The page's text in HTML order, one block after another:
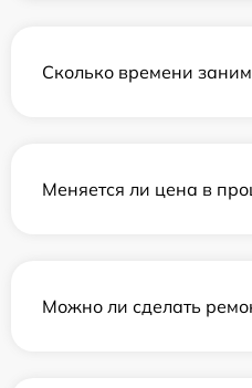
Сколько времени
Меняется ли цена в
Можно ли сделать